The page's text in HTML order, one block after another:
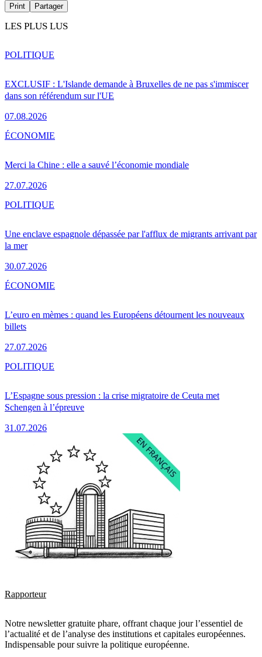
Print Partager
LES PLUS LUS
EXCLUSIF : L'Islande demande à Bruxelles de ne pas s'immiscer
dans son référendum sur l'UE
07.08.2026
POLITIQUE
Merci la Chine : elle a sauvé l’économie mondiale
27.07.2026
ÉCONOMIE
Une enclave espagnole dépassée par l'afflux de migrants arrivant par
la mer
30.07.2026
POLITIQUE
L’euro en mèmes : quand les Européens détournent les nouveaux
billets
27.07.2026
ÉCONOMIE
L’Espagne sous pression : la crise migratoire de Ceuta met
Schengen à l’épreuve
31.07.2026
POLITIQUE
Rapporteur
Notre newsletter gratuite phare, offrant chaque jour l’essentiel de
l’actualité et de l’analyse des institutions et capitales européennes.
Indispensable pour suivre la politique européenne.